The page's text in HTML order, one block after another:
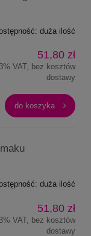
duża ilość
51,80 zł
VAT, bez kosztów
dostawy
do koszyka
duża ilość
51,80 zł
VAT, bez kosztów
dostawy